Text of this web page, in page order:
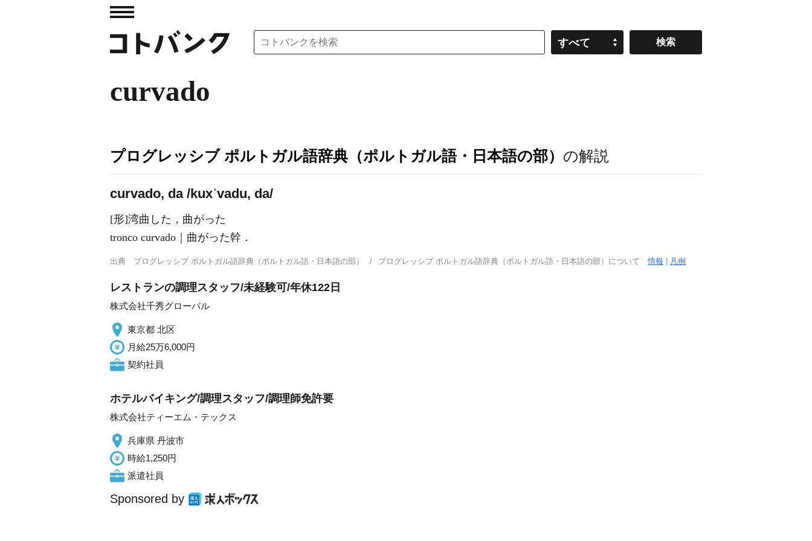
すべて
curvado
プログレッシブ ポルトガル語辞典（ポルトガル語・日本語の部） の解説
curvado, da /kuxˈvadu, da/
[形]湾曲した，曲がった
tronco curvado｜曲がった幹．
出典 プログレッシブ ポルトガル語辞典（ポルトガル語・日本語の部） プログレッシブ ポルトガル語辞典（ポルトガル語・日本語の部）について情報 凡例
レストランの調理スタッフ/未経験可/年休122日
株式会社千秀グローバル
東京都 北区
月給25万6,000円
契約社員
ホテルバイキング/調理スタッフ/調理師免許要
株式会社ティーエム・テックス
兵庫県 丹波市
時給1,250円
派遣社員
Sponsored by